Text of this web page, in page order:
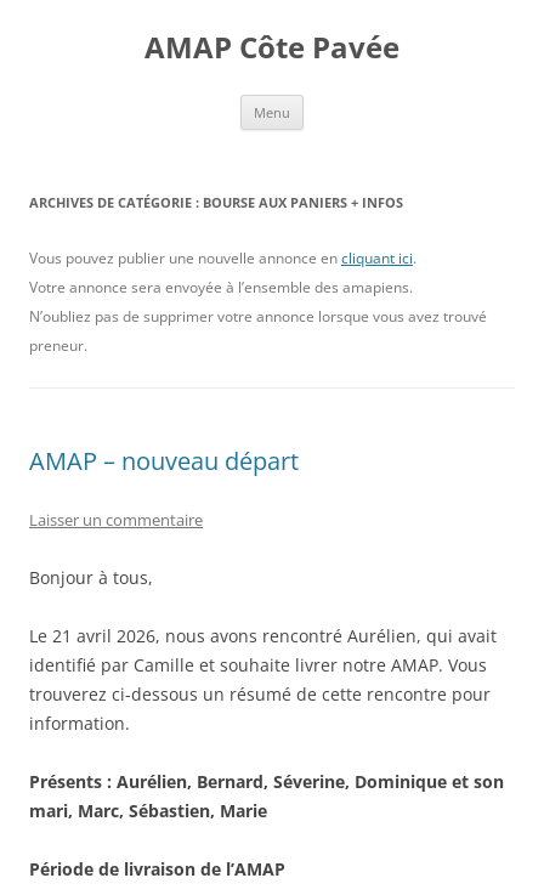
AMAP Côte Pavée
Menu
ARCHIVES DE CATÉGORIE : BOURSE AUX PANIERS + INFOS
Vous pouvez publier une nouvelle annonce encliquant ici.
Votre annonce sera envoyée à l’ensemble des amapiens.
N’oubliez pas de supprimer votre annonce lorsque vous avez trouvé
preneur.
AMAP – nouveau départ
Laisser un commentaire
Bonjour à tous,
Le 21 avril 2026, nous avons rencontré Aurélien, qui avait
identifié par Camille et souhaite livrer notre AMAP. Vous
trouverez ci-dessous un résumé de cette rencontre pour
information.
Présents : Aurélien, Bernard, Séverine, Dominique et son
mari, Marc, Sébastien, Marie
Période de livraison de l’AMAP